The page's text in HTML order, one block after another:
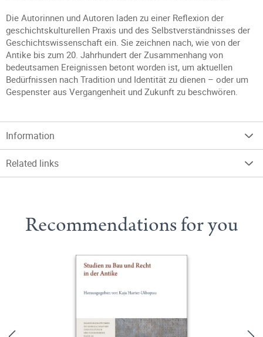
Die Autorinnen und Autoren laden zu einer Reflexion der
geschichtskulturellen Praxis und des Selbstverständnisses der
Geschichtswissenschaft ein. Sie zeichnen nach, wie von der
Antike bis zum 20. Jahrhundert der Zusammenhang von
bedeutsamen Ereignissen betont worden ist, um aktuellen
Bedürfnissen nach Tradition und Identität zu dienen – oder um
Gespenster aus Vergangenheit und Zukunft zu beschwören.
Information
Related links
Recommendations for you